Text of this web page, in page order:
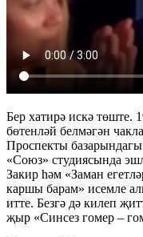
Бер хатирә искә төште.
бөтенләй белмәгән
Проспекты базарындагы
«Союз» студиясында
Закир һәм «Заман
каршы барам» исемле
итте. Безгә дә килеп
җыр «Синсез гомер –